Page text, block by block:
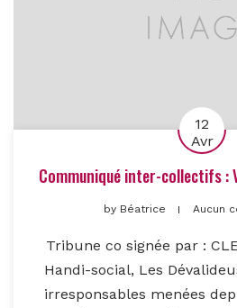
12
Avr
Communiqué inter-collectifs :
byBéatrice Aucun
Tribune co signée par :
Handi-social, Les
irresponsables menées